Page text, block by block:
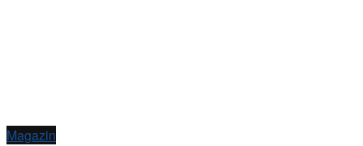
Magazin